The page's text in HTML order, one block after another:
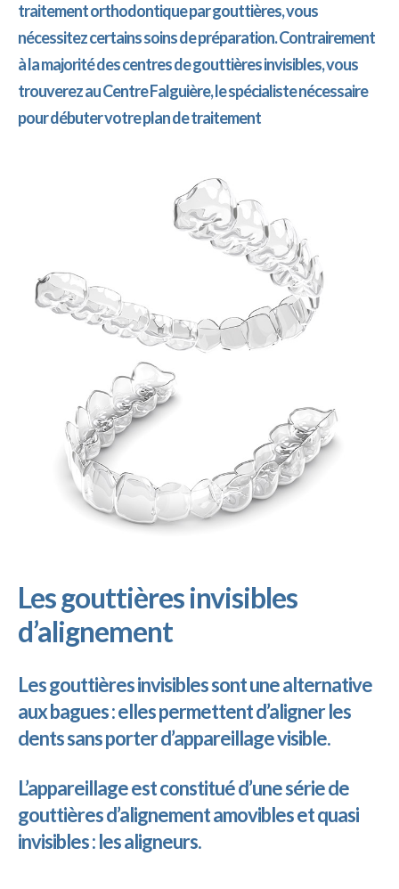
traitement orthodontique par gouttières, vous
nécessitez certains soins de préparation. Contrairement
à la majorité des centres de gouttières invisibles, vous
trouverez au Centre Falguière, le spécialiste nécessaire
pour débuter votre plan de traitement
Les gouttières invisibles
d’alignement
Les gouttières invisibles sont une alternative
aux bagues : elles permettent d’aligner les
dents sans porter d’appareillage visible.
L’appareillage est constitué d’une série de
gouttières d’alignement amovibles et quasi
invisibles : les aligneurs.